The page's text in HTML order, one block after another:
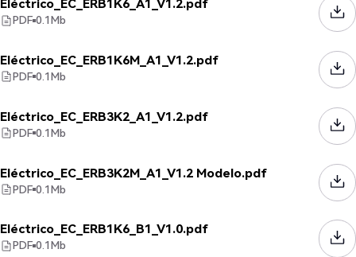
Eléctrico_EC_ERB1K6_A1_V1.2.pdf
PDF 0.1Mb
Eléctrico_EC_ERB1K6M_A1_V1.2.pdf
PDF 0.1Mb
Eléctrico_EC_ERB3K2_A1_V1.2.pdf
PDF 0.1Mb
Eléctrico_EC_ERB3K2M_A1_V1.2 Modelo.pdf
PDF 0.1Mb
Eléctrico_EC_ERB1K6_B1_V1.0.pdf
PDF 0.1Mb